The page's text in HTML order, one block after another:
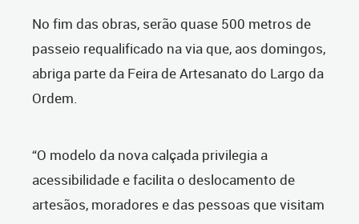
No fim das obras, serão quase 500 metros de
passeio requalificado na via que, aos domingos,
abriga parte da Feira de Artesanato do Largo da
Ordem.
“O modelo da nova calçada privilegia a
acessibilidade e facilita o deslocamento de
artesãos, moradores e das pessoas que visitam